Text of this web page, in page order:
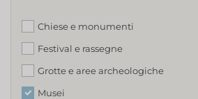
Chiese e monumenti
Festival e rassegne
Grotte e aree archeologiche
Musei